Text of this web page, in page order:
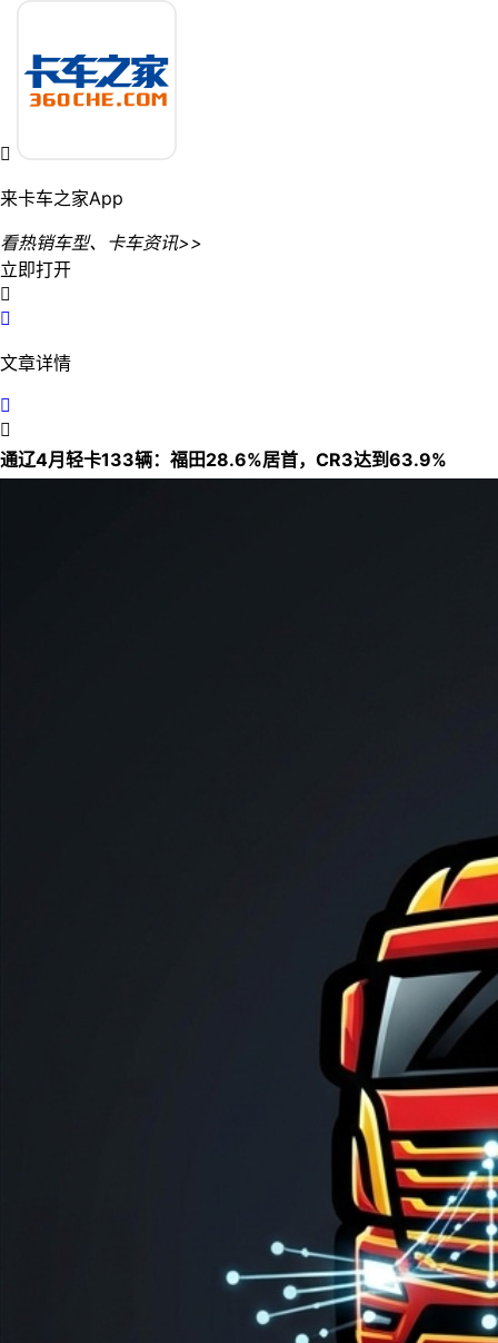

来卡车之家App
看热销车型、卡车资讯>>
立即打开


文章详情


通辽4月轻卡133辆：福田28.6%居首，CR3达到63.9%